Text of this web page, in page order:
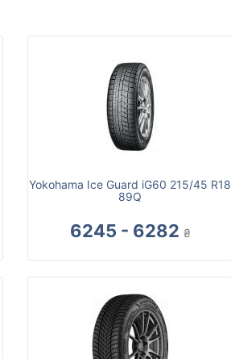
Yokohama Ice Guard iG60 215/45 R18
89Q
6245 - 6282 ₴